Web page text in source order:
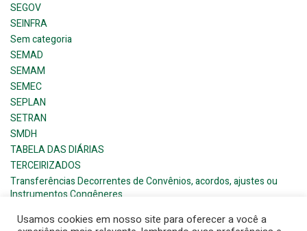
SEGOV
SEINFRA
Sem categoria
SEMAD
SEMAM
SEMEC
SEPLAN
SETRAN
SMDH
TABELA DAS DIÁRIAS
TERCEIRIZADOS
Transferências Decorrentes de Convênios, acordos, ajustes ou
Instrumentos Congêneres
Usamos cookies em nosso site para oferecer a você a